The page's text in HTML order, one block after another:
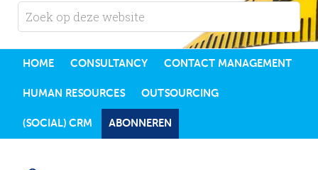
HOME CONSULTANCY CONTACT MANAGEMENT
HUMAN RESOURCES OUTSOURCING
(SOCIAL) CRM ABONNEREN